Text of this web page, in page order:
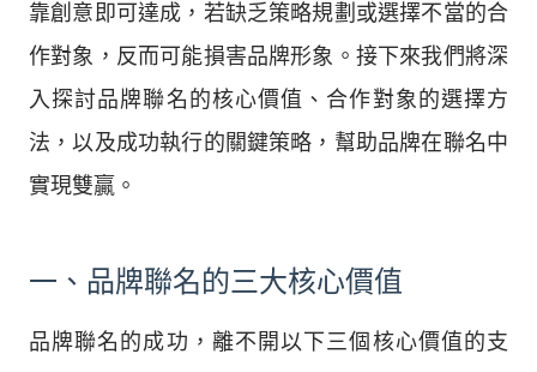
靠創意即可達成，若缺乏策略規劃或選擇不當的合
作對象，反而可能損害品牌形象。接下來我們將深
入探討品牌聯名的核心價值、合作對象的選擇方
法，以及成功執行的關鍵策略，幫助品牌在聯名中
實現雙贏。
一、品牌聯名的三大核心價值
品牌聯名的成功，離不開以下三個核心價值的支